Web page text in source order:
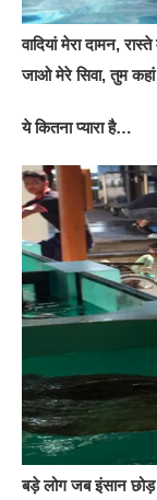
वादियां मेरा दामन, रास्ते
जाओ मेरे सिवा, तुम
ये कितना प्यारा है…
बड़े लोग जब इंसान